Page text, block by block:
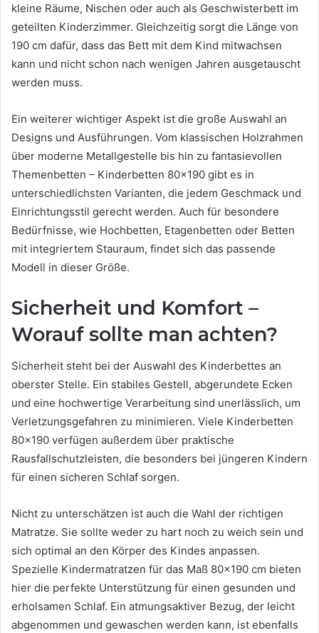
kleine Räume, Nischen oder auch als Geschwisterbett im
geteilten Kinderzimmer. Gleichzeitig sorgt die Länge von
190 cm dafür, dass das Bett mit dem Kind mitwachsen
kann und nicht schon nach wenigen Jahren ausgetauscht
werden muss.
Ein weiterer wichtiger Aspekt ist die große Auswahl an
Designs und Ausführungen. Vom klassischen Holzrahmen
über moderne Metallgestelle bis hin zu fantasievollen
Themenbetten – Kinderbetten 80×190 gibt es in
unterschiedlichsten Varianten, die jedem Geschmack und
Einrichtungsstil gerecht werden. Auch für besondere
Bedürfnisse, wie Hochbetten, Etagenbetten oder Betten
mit integriertem Stauraum, findet sich das passende
Modell in dieser Größe.
Sicherheit und Komfort –
Worauf sollte man achten?
Sicherheit steht bei der Auswahl des Kinderbettes an
oberster Stelle. Ein stabiles Gestell, abgerundete Ecken
und eine hochwertige Verarbeitung sind unerlässlich, um
Verletzungsgefahren zu minimieren. Viele Kinderbetten
80×190 verfügen außerdem über praktische
Rausfallschutzleisten, die besonders bei jüngeren Kindern
für einen sicheren Schlaf sorgen.
Nicht zu unterschätzen ist auch die Wahl der richtigen
Matratze. Sie sollte weder zu hart noch zu weich sein und
sich optimal an den Körper des Kindes anpassen.
Spezielle Kindermatratzen für das Maß 80×190 cm bieten
hier die perfekte Unterstützung für einen gesunden und
erholsamen Schlaf. Ein atmungsaktiver Bezug, der leicht
abgenommen und gewaschen werden kann, ist ebenfalls